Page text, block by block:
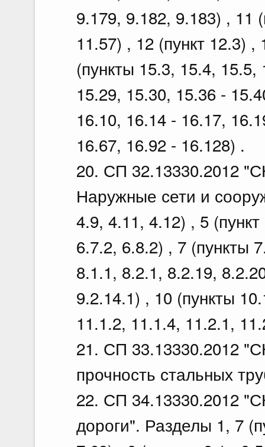
9.179, 9.182, 9.183) , 11
11.57) , 12 (пункт 12.3)
(пункты 15.3, 15.4,
15.29, 15.30, 15.36 -
16.10, 16.14 - 16.17,
16.67, 16.92 - 16.128) .
20. СП 32.13330.2012
Наружные сети и
4.9, 4.11, 4.12) , 5
6.7.2, 6.8.2) , 7 (пункты
8.1.1, 8.2.1, 8.2.19,
9.2.14.1) , 10 (пункты
11.1.2, 11.1.4, 11.2.1,
21. СП 33.13330.2012
прочность стальных
22. СП 34.13330.2012
дороги". Разделы 1, 7